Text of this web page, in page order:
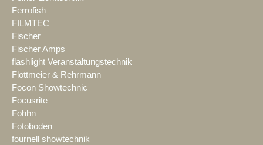
Ferrofish
FILMTEC
Fischer
Fischer Amps
flashlight Veranstaltungstechnik
Flottmeier & Rehrmann
Focon Showtechnic
Focusrite
Fohhn
Fotoboden
fournell showtechnik